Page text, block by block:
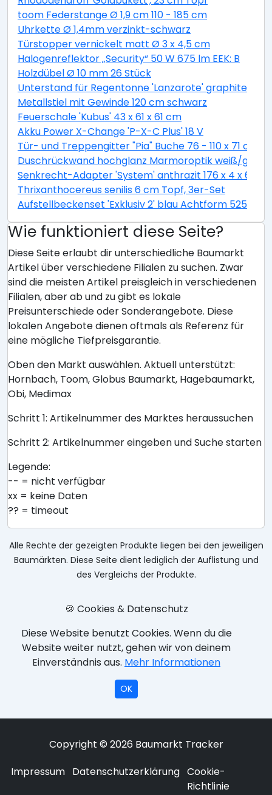
toom Federstange Ø 1,9 cm 110 - 185 cm
Uhrkette Ø 1,4mm verzinkt-schwarz
Türstopper vernickelt matt Ø 3 x 4,5 cm
Halogenreflektor „Security“ 50 W 675 lm EEK: B
Holzdübel Ø 10 mm 26 Stück
Unterstand für Regentonne 'Lanzarote' graphite
Metallstiel mit Gewinde 120 cm schwarz
Feuerschale 'Kubus' 43 x 61 x 61 cm
Akku Power X-Change 'P-X-C Plus' 18 V
Tür- und Treppengitter "Pia" Buche 76 - 110 x 71 cm
Duschrückwand hochglanz Marmoroptik weiß/grau
Senkrecht-Adapter 'System' anthrazit 176 x 4 x 6 cm
Thrixanthocereus senilis 6 cm Topf, 3er-Set
Aufstellbeckenset 'Exklusiv 2' blau Achtform 525 x
Wie funktioniert diese Seite?
Diese Seite erlaubt dir unterschiedliche Baumarkt
Artikel über verschiedene Filialen zu suchen. Zwar
sind die meisten Artikel preisgleich in verschiedenen
Filialen, aber ab und zu gibt es lokale
Preisunterschiede oder Sonderangebote. Diese
lokalen Angebote dienen oftmals als Referenz für
eine mögliche Tiefpreisgarantie.
Oben den Markt auswählen. Aktuell unterstützt:
Hornbach, Toom, Globus Baumarkt, Hagebaumarkt,
Obi, Medimax
Schritt 1: Artikelnummer des Marktes heraussuchen
Schritt 2: Artikelnummer eingeben und Suche starten
Legende:
-- = nicht verfügbar
xx = keine Daten
?? = timeout
Alle Rechte der gezeigten Produkte liegen bei den jeweiligen
Baumärkten. Diese Seite dient lediglich der Auflistung und
des Vergleichs der Produkte.
🍪 Cookies & Datenschutz
Diese Website benutzt Cookies. Wenn du die
Website weiter nutzt, gehen wir von deinem
Einverständnis aus. Mehr Informationen
OK
Copyright © 2026 Baumarkt Tracker
Impressum Datenschutzerklärung Cookie-
Richtlinie